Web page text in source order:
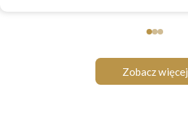
Zobacz więcej